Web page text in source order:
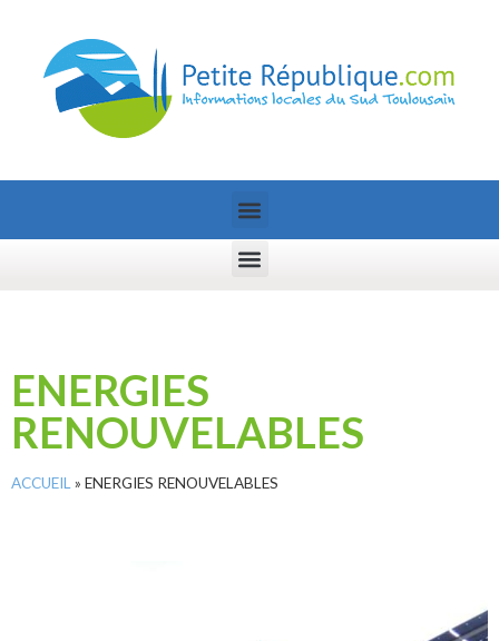
ENERGIES
RENOUVELABLES
ACCUEIL » ENERGIES RENOUVELABLES